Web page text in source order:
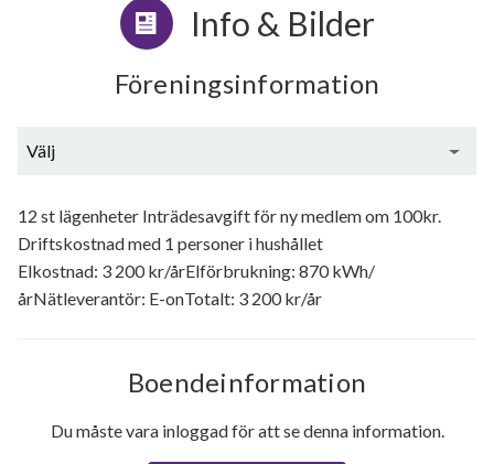
Info & Bilder
Föreningsinformation
Välj
12 st lägenheter Inträdesavgift för ny medlem om 100kr.
Driftskostnad med 1 personer i hushållet
Elkostnad: 3 200 kr/årElförbrukning: 870 kWh/
årNätleverantör: E-onTotalt: 3 200 kr/år
Boendeinformation
Du måste vara inloggad för att se denna information.